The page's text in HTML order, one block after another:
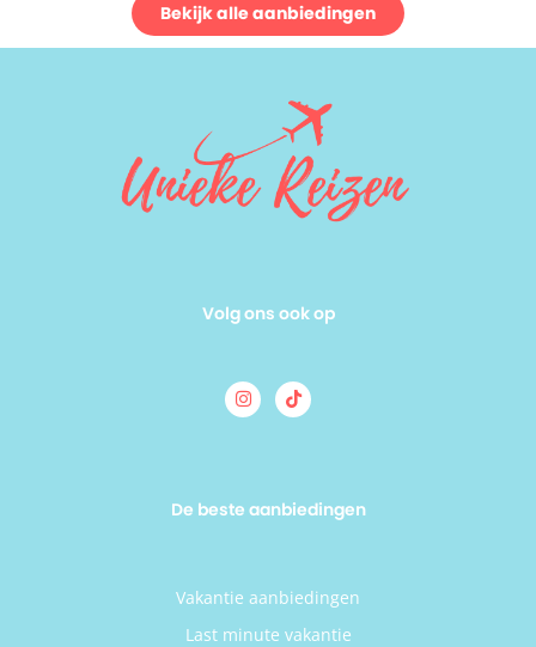
Bekijk alle aanbiedingen
Volg ons ook op
De beste aanbiedingen
Vakantie aanbiedingen
Last minute vakantie